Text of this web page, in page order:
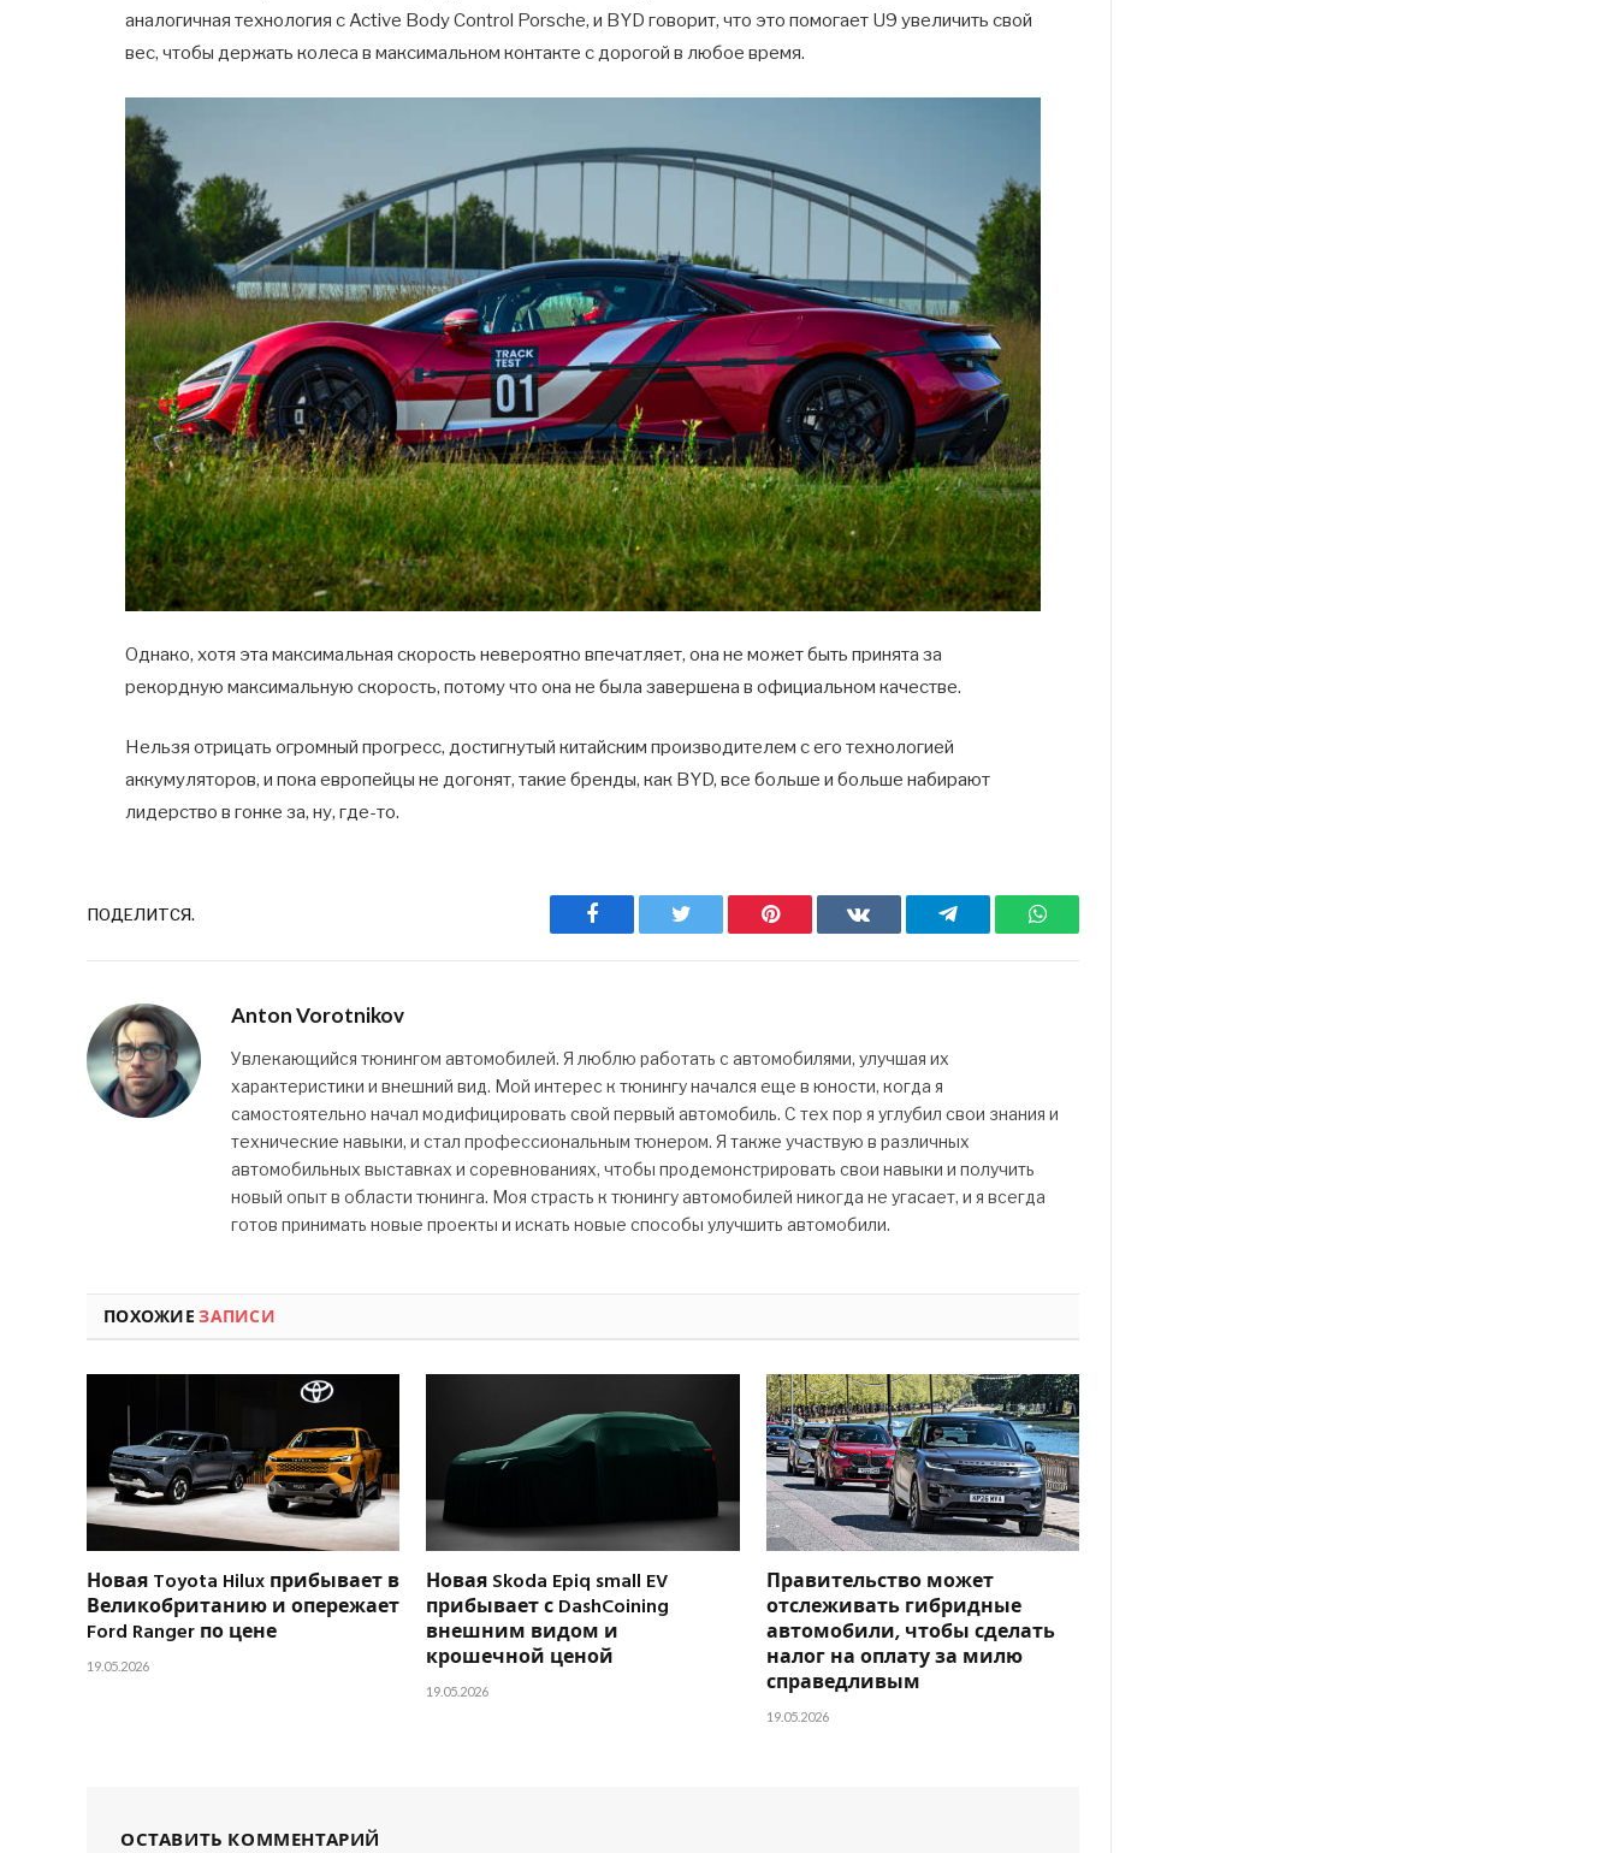
аналогичная технология с Active Body Control Porsche, и BYD говорит, что это помогает U9 увеличить свой
вес, чтобы держать колеса в максимальном контакте с дорогой в любое время.
Однако, хотя эта максимальная скорость невероятно впечатляет, она не может быть принята за
рекордную максимальную скорость, потому что она не была завершена в официальном качестве.
Нельзя отрицать огромный прогресс, достигнутый китайским производителем с его технологией
аккумуляторов, и пока европейцы не догонят, такие бренды, как BYD, все больше и больше набирают
лидерство в гонке за, ну, где-то.
ПОДЕЛИТСЯ. Facebook Twitter Pinterest ВКонтактеTelegram WhatsApp
Anton Vorotnikov
Увлекающийся тюнингом автомобилей. Я люблю работать с автомобилями, улучшая их
характеристики и внешний вид. Мой интерес к тюнингу начался еще в юности, когда я
самостоятельно начал модифицировать свой первый автомобиль. С тех пор я углубил свои знания и
технические навыки, и стал профессиональным тюнером. Я также участвую в различных
автомобильных выставках и соревнованиях, чтобы продемонстрировать свои навыки и получить
новый опыт в области тюнинга. Моя страсть к тюнингу автомобилей никогда не угасает, и я всегда
готов принимать новые проекты и искать новые способы улучшить автомобили.
ПОХОЖИЕЗАПИСИ
Новая Toyota Hilux прибывает в
Великобританию и опережает
Ford Ranger по цене
19.05.2026
Новая Skoda Epiq small EV
прибывает с DashCoining
внешним видом и
крошечной ценой
19.05.2026
Правительство может
отслеживать гибридные
автомобили, чтобы сделать
налог на оплату за милю
справедливым
19.05.2026
ОСТАВИТЬ КОММЕНТАРИЙ